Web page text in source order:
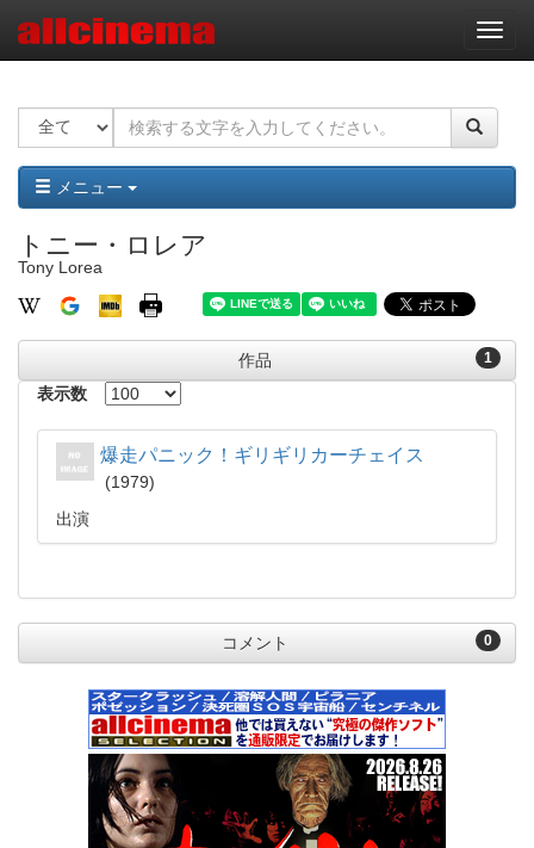
ナ
ビ
ー
ョ
ン
メニュー
トニー・ロレア
Tony Lorea
1
作品
表示数
爆走パニック！ギリギリカーチェイス
1979
出演
0
コメント